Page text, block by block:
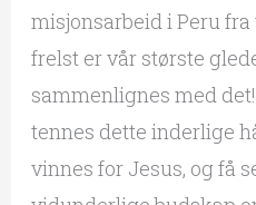
misjonsarbeid i Peru
frelst er vår største
sammenlignes med
tennes dette inderlige
vinnes for Jesus, og få